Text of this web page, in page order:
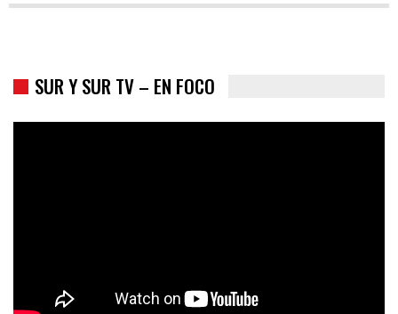
SUR Y SUR TV – EN FOCO